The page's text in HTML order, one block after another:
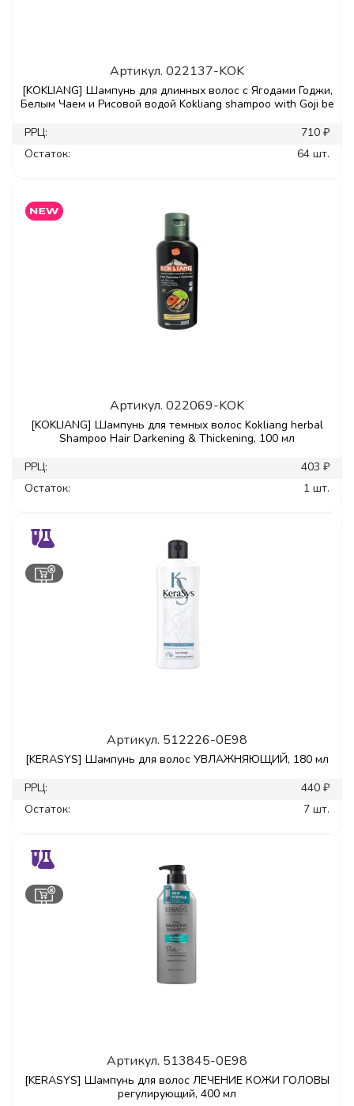
Артикул. 022137-KOK
[KOKLIANG] Шампунь для длинных волос с Ягодами Годжи,
Белым Чаем и Рисовой водой Kokliang shampoo with Goji be
РРЦ:
710 ₽
Остаток:
64 шт.
Артикул. 022069-KOK
[KOKLIANG] Шампунь для темных волос Kokliang herbal
Shampoo Hair Darkening & Thickening, 100 мл
РРЦ:
403 ₽
Остаток:
1 шт.
Артикул. 512226-0E98
[KERASYS] Шампунь для волос УВЛАЖНЯЮЩИЙ, 180 мл
РРЦ:
440 ₽
Остаток:
7 шт.
Артикул. 513845-0E98
[KERASYS] Шампунь для волос ЛЕЧЕНИЕ КОЖИ ГОЛОВЫ
регулирующий, 400 мл